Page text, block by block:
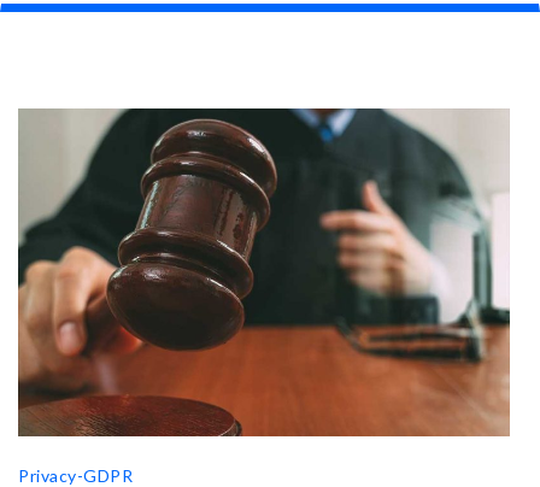
Privacy-GDPR